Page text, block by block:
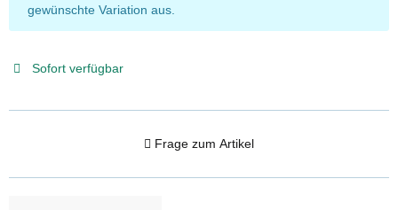
gewünschte Variation aus.
Sofort verfügbar
Frage zum Artikel